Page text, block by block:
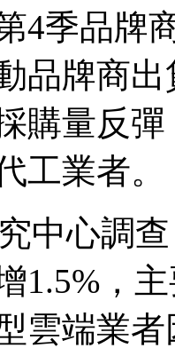
4季品牌
品牌商
購量反
工業者。
中心調
1.5%，
雲端業